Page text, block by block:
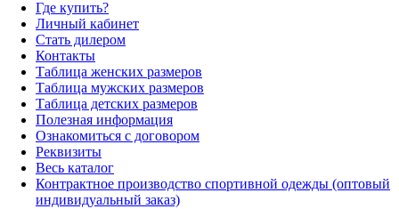
Где купить?
Личный кабинет
Стать дилером
Контакты
Таблица женских размеров
Таблица мужских размеров
Таблица детских размеров
Полезная информация
Ознакомиться с договором
Реквизиты
Весь каталог
Контрактное производство спортивной одежды (оптовый
индивидуальный заказ)